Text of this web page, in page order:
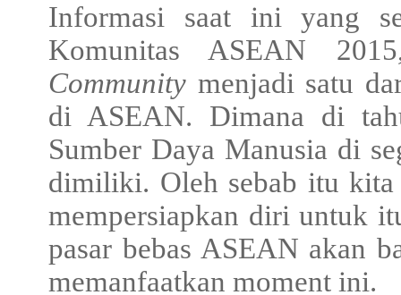
Informasi saat ini yang
Komunitas ASEAN
Community menjadi satu
di ASEAN. Dimana di
Sumber Daya Manusia di
dimiliki. Oleh sebab itu kita
mempersiapkan diri untuk
pasar bebas ASEAN akan
memanfaatkan moment ini.